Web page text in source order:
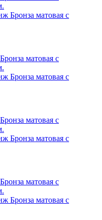
матовая с
матовая с
матовая с